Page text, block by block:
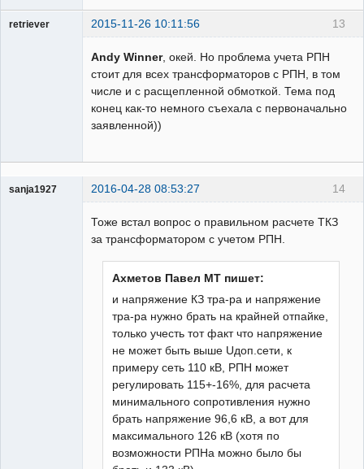
13
retriever 2015-11-26 10:11:56
Andy Winner, окей. Но проблема учета РПН
стоит для всех трансформаторов с РПН, в том
числе и с расщепленной обмоткой. Тема под
конец как-то немного съехала с первоначально
заявленной))
14
sanja1927 2016-04-28 08:53:27
Тоже встал вопрос о правильном расчете ТКЗ
за трансформатором с учетом РПН.
Ахметов Павел МТ пишет:
и напряжение КЗ тра-ра и напряжение
тра-ра нужно брать на крайней отпайке,
только учесть тот факт что напряжение
не может быть выше Uдоп.сети, к
примеру сеть 110 кВ, РПН может
регулировать 115+-16%, для расчета
минимального сопротивления нужно
брать напряжение 96,6 кВ, а вот для
максимального 126 кВ (хотя по
возможности РПНа можно было бы